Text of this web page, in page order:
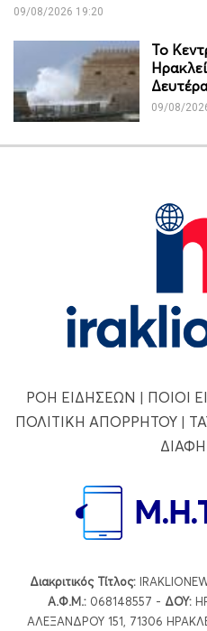
09/08/2026 19:20
Το
09/08/
ΡΟΗ ΕΙΔΗΣΕΩΝ | ΠΟΙΟΙ
ΠΟΛΙΤΙΚΗ ΑΠΟΡΡΗΤΟΥ|
Διακριτικός Τίτλος:
Α.Φ.Μ.: 068148557 - ΔΟΥ:
ΑΛΕΞΑΝΔΡΟΥ 151, 71306